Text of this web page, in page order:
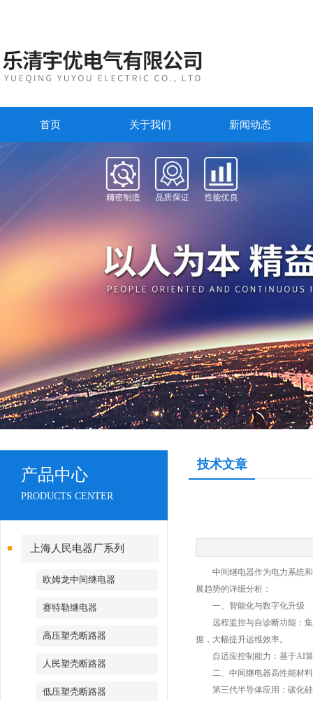
首页 关于我们 新闻动态
产品中心
PRODUCTS CENTER
上海人民电器厂系列
欧姆龙中间继电器
赛特勒继电器
高压塑壳断路器
人民塑壳断路器
低压塑壳断路器
技术文章
中间继电器作为电力系统和
展趋势的详细分析：
一、智能化与数字化升级
远程监控与自诊断功能：集
据，大幅提升运维效率。
自适应控制能力：基于AI算
二、 中间继电器高性能材
第三代半导体应用：碳化硅